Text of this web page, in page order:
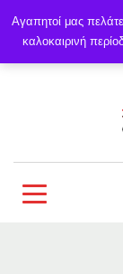
Αγαπητοί μας
καλοκαιρινή